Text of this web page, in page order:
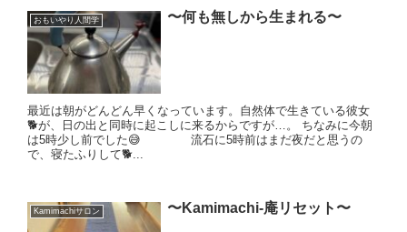
おもいやり人間学 〜何も無しから生まれる〜
最近は朝がどんどん早くなっています。自然体で生きている彼女
🐕が、日の出と同時に起こしに来るからですが…。 ちなみに今朝
は5時少し前でした😅 流石に5時前はまだ夜だと思うの
で、寝たふりして🐕...
Kamimachiサロン 〜Kamimachi-庵リセット〜